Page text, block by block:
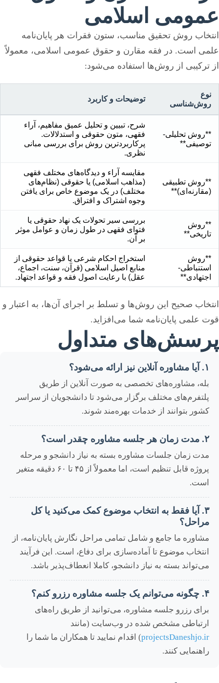
عمومی اسلامی
انتخاب روش تحقیق مناسب، ستون فقرات هر پایان‌نامه
علمی است. در فقه مقارن و حقوق عمومی اسلامی، معمولاً
از ترکیبی از روش‌ها استفاده می‌شود:
نوع
روش‌شناسی
توضیحات و کاربرد
**روش تحلیلی-
توصیفی**
شرح، تبیین و تحلیل عمیق مفاهیم، آراء
فقهی، متون حقوقی و استدلالات.
پرکاربردترین روش برای بررسی مبانی
نظری.
**روش تطبیقی
(مقارنه‌ای)**
مقایسه آراء و دیدگاه‌های مختلف فقهی
(مذاهب اسلامی) یا حقوقی (نظام‌های
مختلف) در یک موضوع خاص برای یافتن
وجوه اشتراک و افتراق.
**روش
تاریخی**
بررسی سیر تحولات یک نهاد حقوقی یا
فتوای فقهی در طول زمان و عوامل موثر
بر آن.
**روش
استنباطی-
اجتهادی**
استخراج احکام شرعی یا قواعد حقوقی از
منابع اصیل اسلامی (قرآن، سنت، اجماع،
عقل) با رعایت اصول فقه و قواعد اجتهاد.
انتخاب صحیح این روش‌ها و تسلط بر اجرای آن‌ها، به اعتبار و
قوت علمی پایان‌نامه شما می‌افزاید.
پرسش‌های متداول
۱. آیا مشاوره آنلاین نیز ارائه می‌شود؟
بله، مشاوره‌های تخصصی به صورت آنلاین از طریق
پلتفرم‌های مختلف برگزار می‌شود تا دانشجویان از سراسر
کشور بتوانند از خدمات بهره‌مند شوند.
۲. مدت زمان هر جلسه مشاوره چقدر است؟
مدت زمان جلسات مشاوره بسته به نیاز دانشجو و مرحله
پروژه قابل تنظیم است، اما معمولاً از ۴۵ تا ۶۰ دقیقه متغیر
است.
۳. آیا فقط به انتخاب موضوع کمک می‌کنید یا کل
مراحل؟
مشاوره ما جامع و شامل تمامی مراحل نگارش پایان‌نامه، از
انتخاب موضوع تا آماده‌سازی برای دفاع، است. این فرآیند
می‌تواند بسته به نیاز دانشجو، کاملا انعطاف‌پذیر باشد.
۴. چگونه می‌توانم یک جلسه مشاوره رزرو کنم؟
برای رزرو جلسه مشاوره، می‌توانید از طریق راه‌های
ارتباطی مشخص شده در وب‌سایت (مانند
projectsDaneshjo.ir) اقدام نمایید تا همکاران ما شما را
راهنمایی کنند.